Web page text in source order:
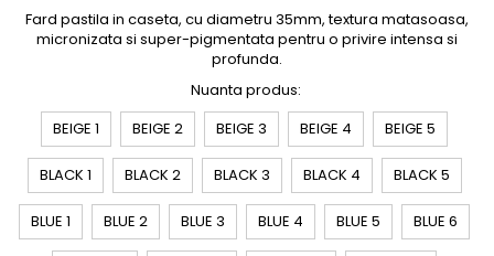
Fard pastila in caseta, cu diametru 35mm, textura matasoasa,
micronizata si super-pigmentata pentru o privire intensa si
profunda.
Nuanta produs:
BEIGE 1
BEIGE 2 BEIGE 3 BEIGE 4 BEIGE 5
BLACK 1 BLACK 2 BLACK 3 BLACK 4 BLACK 5
BLUE 1 BLUE 2 BLUE 3 BLUE 4 BLUE 5 BLUE 6